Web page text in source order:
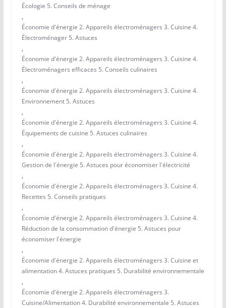
Écologie 5. Conseils de ménage
,
Économie d'énergie 2. Appareils électroménagers 3. Cuisine 4.
Électroménager 5. Astuces
,
Économie d'énergie 2. Appareils électroménagers 3. Cuisine 4.
Électroménagers efficaces 5. Conseils culinaires
,
Économie d'énergie 2. Appareils électroménagers 3. Cuisine 4.
Environnement 5. Astuces
,
Économie d'énergie 2. Appareils électroménagers 3. Cuisine 4.
Équipements de cuisine 5. Astuces culinaires
,
Économie d'énergie 2. Appareils électroménagers 3. Cuisine 4.
Gestion de l'énergie 5. Astuces pour économiser l'électricité
,
Économie d'énergie 2. Appareils électroménagers 3. Cuisine 4.
Recettes 5. Conseils pratiques
,
Économie d'énergie 2. Appareils électroménagers 3. Cuisine 4.
Réduction de la consommation d'énergie 5. Astuces pour
économiser l'énergie
,
Économie d'énergie 2. Appareils électroménagers 3. Cuisine et
alimentation 4. Astuces pratiques 5. Durabilité environnementale
,
Économie d'énergie 2. Appareils électroménagers 3.
Cuisine/Alimentation 4. Durabilité environnementale 5. Astuces